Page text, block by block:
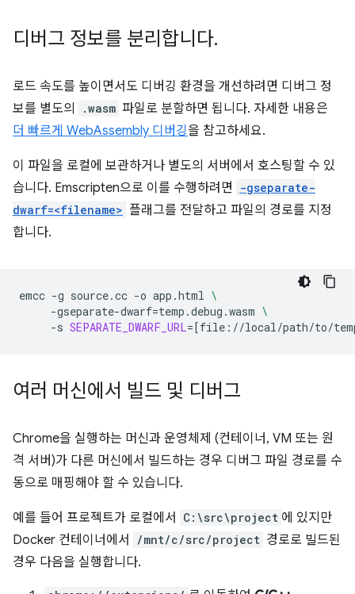
디버그 정보를 분리합니다.
로드 속도를 높이면서도 디버깅 환경을 개선하려면 디버그 정
보를 별도의
.wasm 파일로 분할하면 됩니다. 자세한 내용은
더 빠르게 WebAssembly 디버깅을 참고하세요.
이 파일을 로컬에 보관하거나 별도의 서버에서 호스팅할 수 있
습니다. Emscripten으로 이를 수행하려면
-gseparate-
dwarf=<filename> 플래그를 전달하고 파일의 경로를 지정
합니다.
emcc -g source.cc -o app.html \
-gseparate-dwarf=temp.debug.wasm \
-s SEPARATE_DWARF_URL=[file://local/path/to/
여러 머신에서 빌드 및 디버그
Chrome을 실행하는 머신과 운영체제 (컨테이너, VM 또는 원
격 서버)가 다른 머신에서 빌드하는 경우 디버그 파일 경로를 수
동으로 매핑해야 할 수 있습니다.
예를 들어 프로젝트가 로컬에서 C:\src\project 에 있지만
Docker 컨테이너에서
/mnt/c/src/project 경로로 빌드된
경우 다음을 실행합니다.